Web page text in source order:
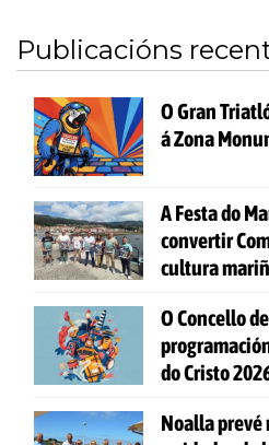
Publicacións
O Gran
á Zona
A Festa do
convertir
cultura
O Concello
do Cristo
Noalla prevé